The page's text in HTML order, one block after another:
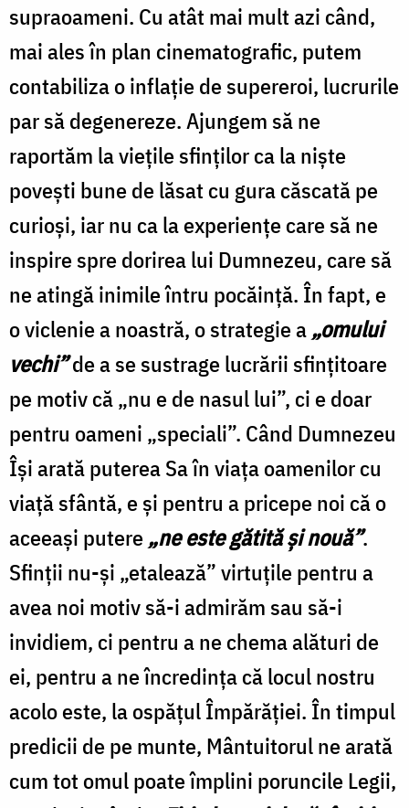
supraoameni. Cu atât mai mult azi când,
mai ales în plan cinematografic, putem
contabiliza o inflație de supereroi, lucrurile
par să degenereze. Ajungem să ne
raportăm la viețile sfinților ca la niște
povești bune de lăsat cu gura căscată pe
curioși, iar nu ca la experiențe care să ne
inspire spre dorirea lui Dumnezeu, care să
ne atingă inimile întru pocăință. În fapt, e
o viclenie a noastră, o strategie a„omului
vechi”de a se sustrage lucrării sfințitoare
pe motiv că „nu e de nasul lui”, ci e doar
pentru oameni „speciali”. Când Dumnezeu
Își arată puterea Sa în viața oamenilor cu
viață sfântă, e și pentru a pricepe noi că o
aceeași putere„ne este gătită și nouă”.
Sfinții nu-și „etalează” virtuțile pentru a
avea noi motiv să-i admirăm sau să-i
invidiem, ci pentru a ne chema alături de
ei, pentru a ne încredința că locul nostru
acolo este, la ospățul Împărăției. În timpul
predicii de pe munte, Mântuitorul ne arată
cum tot omul poate împlini poruncile Legii,